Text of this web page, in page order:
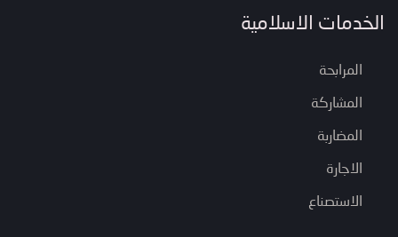
الخدمات الاسلامية
المرابحة
المشاركة
المضاربة
الاجارة
الاستصناع